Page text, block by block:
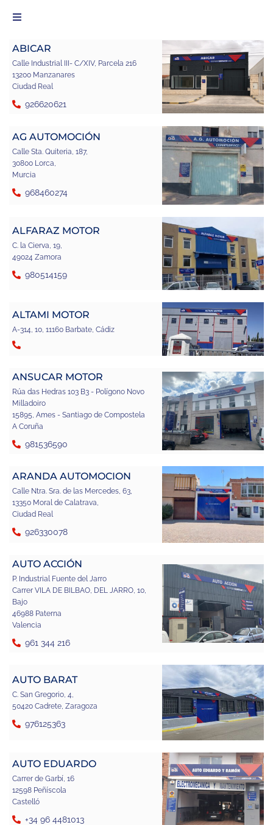
ABICAR
Calle Industrial III- C/XIV, Parcela 216
13200 Manzanares
Ciudad Real
926620621
AG AUTOMOCIÓN
Calle Sta. Quiteria, 187,
30800 Lorca,
Murcia
968460274
ALFARAZ MOTOR
C. la Cierva, 19,
49024 Zamora
980514159
ALTAMI MOTOR
A-314, 10, 11160 Barbate, Cádiz
ANSUCAR MOTOR
Rúa das Hedras 103 B3 - Polígono Novo
Milladoiro
15895, Ames - Santiago de Compostela
A Coruña
981536590
ARANDA AUTOMOCION
Calle Ntra. Sra. de las Mercedes, 63,
13350 Moral de Calatrava,
Ciudad Real
926330078
AUTO ACCIÓN
P. Industrial Fuente del Jarro
Carrer VILA DE BILBAO, DEL JARRO, 10,
Bajo
46988 Paterna
Valencia
961 344 216
AUTO BARAT
C. San Gregorio, 4,
50420 Cadrete, Zaragoza
976125363
AUTO EDUARDO
Carrer de Garbí, 16
12598 Peñíscola
Castelló
+34 96 4481013